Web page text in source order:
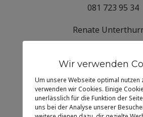
081 723 95 34
Renate
Staatsstrasse
8888 Heiligkreuz
Rita Good
Untergasse 70
Wir verwenden
Um unsere Webseite optimal nutzen
verwenden wir Cookies. Einige
unerlässlich für die Funktion der
uns bei der Analyse unserer